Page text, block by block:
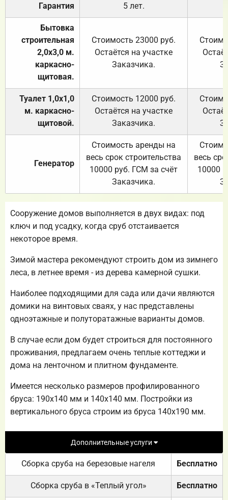
Гарантия 5 лет.
Бытовка
строительная
2,0х3,0 м.
каркасно-
щитовая.
Стоимость 23000 руб.
Остаётся на участке
Заказчика.
Туалет 1,0х1,0
м. каркасно-
щитовой.
Стоимость 12000 руб.
Остаётся на участке
Заказчика.
Генератор
Стоимость аренды на
весь срок строительства
10000 руб. ГСМ за счёт
Заказчика.
весь
10000
Сооружение домов выполняется в двух видах: под
ключ и под усадку, когда сруб отстаивается
некоторое время.
Зимой мастера рекомендуют строить дом из зимнего
леса, в летнее время - из дерева камерной сушки.
Наиболее подходящими для сада или дачи являются
домики на винтовых сваях, у нас представлены
одноэтажные и полуторатажные варианты домов.
В случае если дом будет строиться для постоянного
проживания, предлагаем очень теплые коттеджи и
дома на ленточном и плитном фундаменте.
Имеется несколько размеров профилированного
бруса: 190х140 мм и 140х140 мм. Постройки из
вертикального бруса строим из бруса 140х190 мм.
Дополнительные услуги
Сборка сруба на березовые нагеля Бесплатно
Сборка сруба в «Теплый угол» Бесплатно